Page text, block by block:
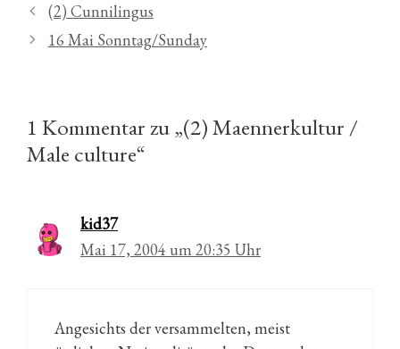
(2) Cunnilingus
16 Mai Sonntag/Sunday
1 Kommentar zu „(2) Maennerkultur /
Male culture“
kid37
Mai 17, 2004 um 20:35 Uhr
Angesichts der versammelten, meist